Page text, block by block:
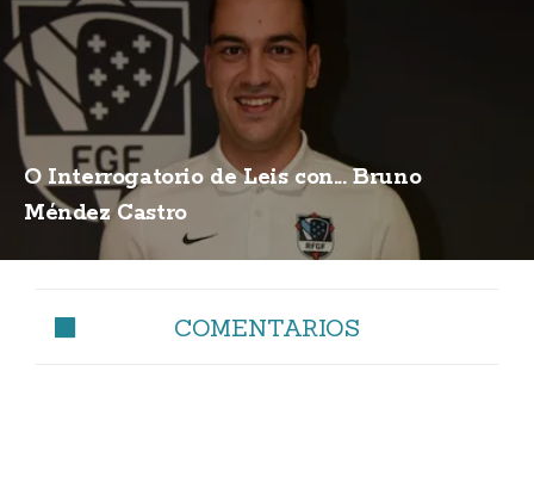
O Interrogatorio de Leis con... Bruno
Méndez Castro
COMENTARIOS